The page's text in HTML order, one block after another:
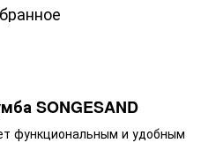
SONGESAND
функциональным и удобным